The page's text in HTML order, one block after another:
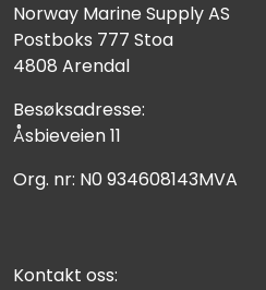
Norway Marine Supply AS
Postboks 777 Stoa
4808 Arendal
Besøksadresse:
Åsbieveien 11
Org. nr: N0 934608143MVA
Kontakt oss: